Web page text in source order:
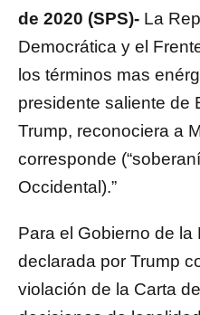
de 2020 (SPS)- La
Democrática y el
los términos mas
presidente saliente de
Trump, reconociera a
corresponde
Occidental).”
Para el Gobierno de la
declarada por Trump
violación de la Carta